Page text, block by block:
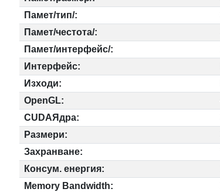
Памет/тип/:
Памет/честота/:
Памет/интерфейс/:
Интерфейс:
Изходи:
OpenGL:
CUDAЯдра:
Размери:
Захранване:
Консум. енергия:
Memory Bandwidth: